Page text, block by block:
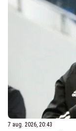
7 aug. 2026, 20:43